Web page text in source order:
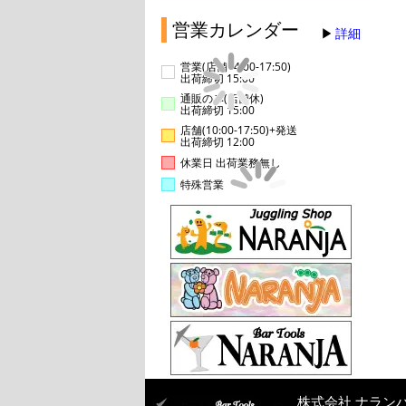
営業カレンダー 詳細
営業(店舗14:00-17:50)
出荷締切 15:00
通販のみ(店舗休)
出荷締切 15:00
店舗(10:00-17:50)+発送
出荷締切 12:00
休業日 出荷業務無し
特殊営業
株式会社 ナラン